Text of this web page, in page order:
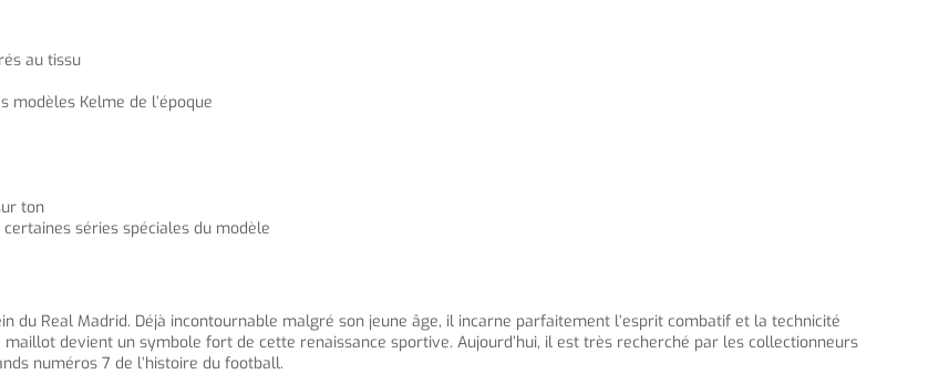
au tissu
modèles Kelme de l’époque
ton
séries spéciales du modèle
du Real Madrid. Déjà incontournable malgré son jeune âge, il incarne parfaitement l’esprit combatif et la technicité
maillot devient un symbole fort de cette renaissance sportive. Aujourd’hui, il est très recherché par les collectionneurs
numéros 7 de l’histoire du football.